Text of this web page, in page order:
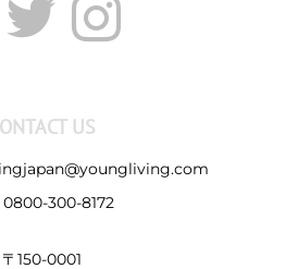
US
0800-300-8172
〒150-0001